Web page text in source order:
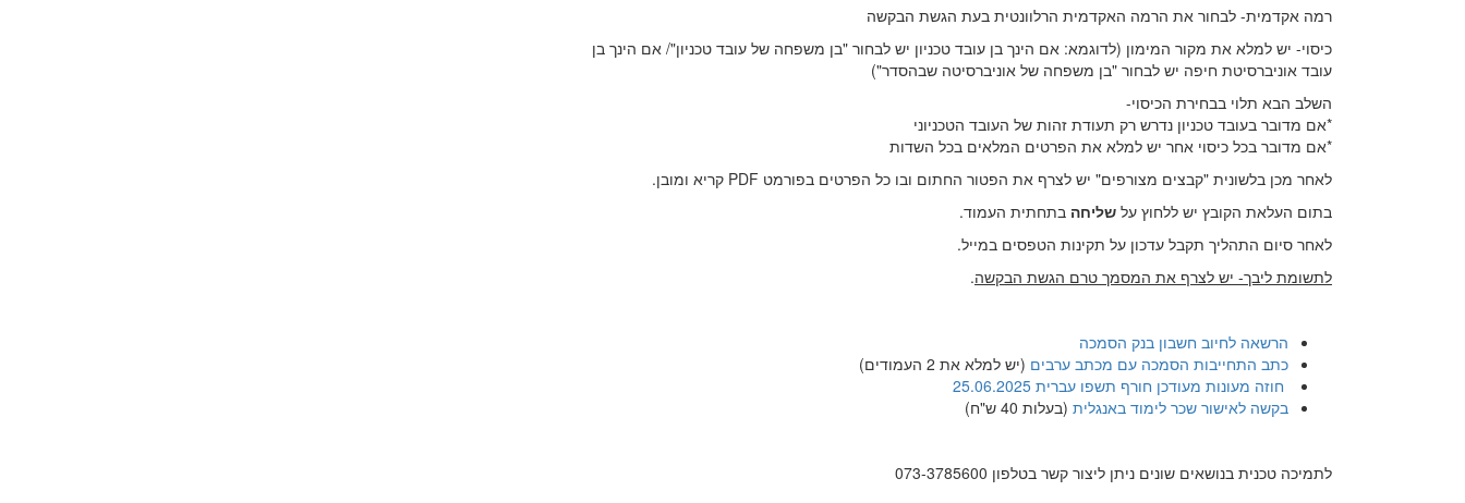
רמה אקדמית- לבחור את הרמה האקדמית הרלוונטית בעת הגשת הבקשה
כיסוי- יש למלא את מקור המימון (לדוגמא: אם הינך בן עובד טכניון יש לבחור "בן משפחה של עובד טכניון"/ אם הינך בן
עובד אוניברסיטת חיפה יש לבחור "בן משפחה של אוניברסיטה שבהסדר")
השלב הבא תלוי בבחירת הכיסוי-
*אם מדובר בעובד טכניון נדרש רק תעודת זהות של העובד הטכניוני
*אם מדובר בכל כיסוי אחר יש למלא את הפרטים המלאים בכל השדות
לאחר מכן בלשונית "קבצים מצורפים" יש לצרף את הפטור החתום ובו כל הפרטים בפורמט PDF קריא ומובן.
בתום העלאת הקובץ יש ללחוץ על שליחה בתחתית העמוד.
לאחר סיום התהליך תקבל עדכון על תקינות הטפסים במייל.
לתשומת ליבך- יש לצרף את המסמך טרם הגשת הבקשה.
הרשאה לחיוב חשבון בנק הסמכה
כתב התחייבות הסמכה עם מכתב ערבים (יש למלא את 2 העמודים)
חוזה מעונות מעודכן חורף תשפו עברית 25.06.2025
בקשה לאישור שכר לימוד באנגלית (בעלות 40 ש"ח)
לתמיכה טכנית בנושאים שונים ניתן ליצור קשר בטלפון 073-3785600